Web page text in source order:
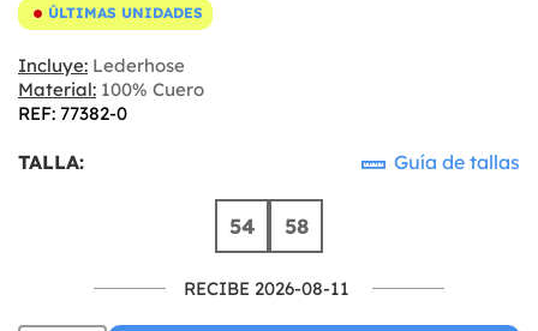
ÚLTIMAS UNIDADES
Incluye: Lederhose
Material: 100% Cuero
REF: 77382-0
TALLA: Guía de tallas
54 58
RECIBE 2026-08-11